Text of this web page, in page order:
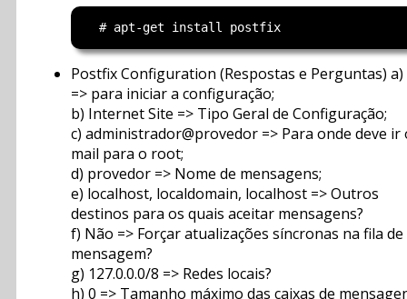
Postfix Configuration (Respostas e Perguntas) a)
=> para iniciar a configuração;
b) Internet Site => Tipo Geral de Configuração;
c) administrador@provedor => Para onde deve ir
mail para o root;
d) provedor => Nome de mensagens;
e) localhost, localdomain, localhost => Outros
destinos para os quais aceitar mensagens?
f) Não => Forçar atualizações síncronas na fila de
mensagem?
g) 127.0.0.0/8 => Redes locais?
h) 0 => Tamanho máximo das caixas de